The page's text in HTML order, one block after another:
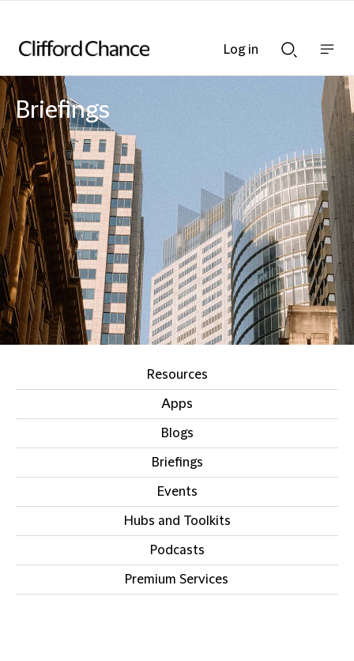
Searchnav
bar
Briefings
Resources
Apps
Blogs
Briefings
Events
Hubs and Toolkits
Podcasts
Premium Services
Log in